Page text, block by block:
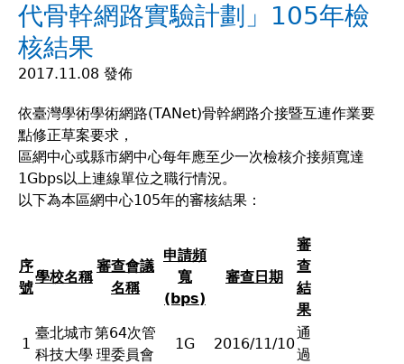
代骨幹網路實驗計劃」105年檢
核結果
2017.11.08 發佈
依臺灣學術學術網路(TANet)骨幹網路介接暨互連作業要
點修正草案要求，
區網中心或縣市網中心每年應至少一次檢核介接頻寬達
1Gbps以上連線單位之職行情況。
以下為本區網中心105年的審核結果：
序
號
學校名稱
審查會議
名稱
申請頻
寬
(bps)
審查日期
審
查
結
果
1
臺北城市
科技大學
第64次管
理委員會
1G 2016/11/10
通
過